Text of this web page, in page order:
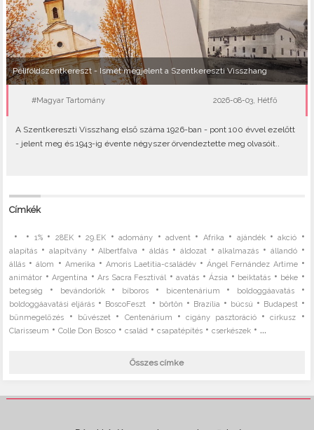
Péliföldszentkereszt - Ismét megjelent a Szentkereszti Visszhang
#Magyar Tartomány 2026-08-03, Hétfő
A Szentkereszti Visszhang első száma 1926-ban - pont 100 évvel ezelőtt
- jelent meg és 1943-ig évente négyszer örvendeztette meg olvasóit..
Címkék
• • 1%• 28EK•29.EK •adomány •advent • Afrika • ajándék•akció •
alapítás • alapítvány•Albertfalva •áldás • áldozat•alkalmazás • állandó•
állás •álom • Amerika • Amoris Laetitia-családév •Ángel Fernández Artime•
animátor •Argentína •Ars Sacra Fesztivál •avatás •Ázsia • beiktatás • béke •
betegség • bevándorlók• bíboros • bicentenárium • boldoggáavatás•
boldoggáavatási eljárás • BoscoFeszt • börtön • Brazília • búcsú • Budapest•
bűnmegelőzés • bűvészet• Centenárium •cigány pasztoráció•cirkusz •
Clarisseum •Colle Don Bosco •család •csapatépítés •cserkészek • ...
Összes címke